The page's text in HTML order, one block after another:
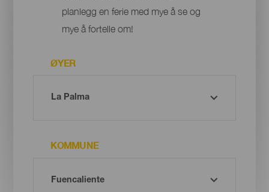
planlegg en ferie med mye å se og
mye å fortelle om!
ØYER
KOMMUNE